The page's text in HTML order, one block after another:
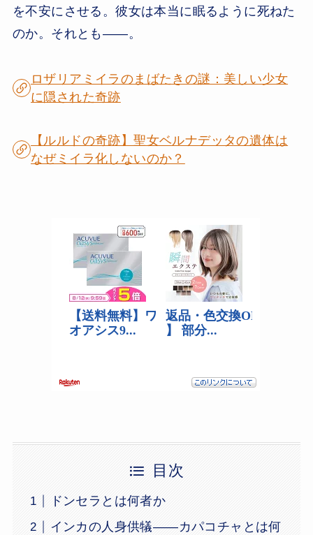
を不安にさせる。彼女は本当に眠るように死ねた
のか。それとも——。
ロザリアミイラのまばたきの謎：美しい少女
に隠された奇跡
【ルルドの奇跡】聖女ベルナデッタの遺体は
なぜミイラ化しないのか？
目次
ドンセラとは何者か
インカの人身供犠——カパコチャとは何